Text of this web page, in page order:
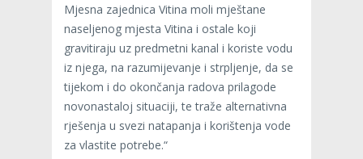
Mjesna zajednica Vitina moli mještane
naseljenog mjesta Vitina i ostale koji
gravitiraju uz predmetni kanal i koriste vodu
iz njega, na razumijevanje i strpljenje, da se
tijekom i do okončanja radova prilagode
novonastaloj situaciji, te traže alternativna
rješenja u svezi natapanja i korištenja vode
za vlastite potrebe.“